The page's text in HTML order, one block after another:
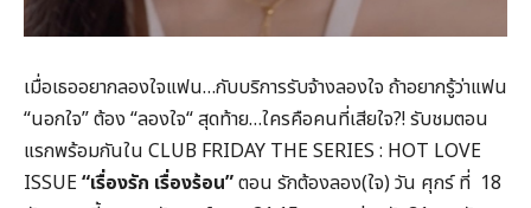
เมื่อเธออยากลองใจแฟน…กับบริการรับจ้างลองใจ ถ้าอยากรู้ว่าแฟน
“นอกใจ” ต้อง “ลองใจ“ สุดท้าย…ใครคือคนที่เสียใจ?! รับชมตอน
แรกพร้อมกันใน CLUB FRIDAY THE SERIES : HOT LOVE
ISSUE “เรื่องรัก เรื่องร้อน”ตอน รักต้องลอง(ใจ) วัน ศุกร์ ที่ 18